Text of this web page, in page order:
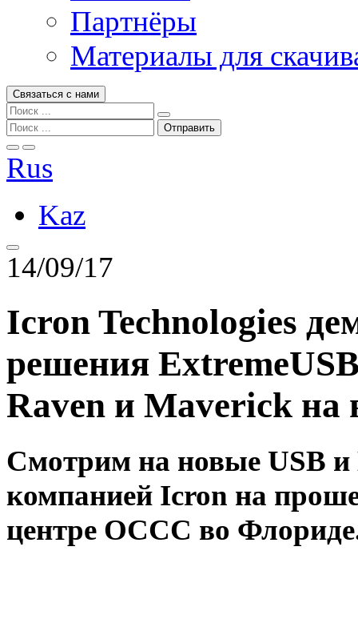
Партнёры
Материалы для
Связаться с нами
Rus
Kaz
14/09/17
Icron Technologies
решения
Raven и Maverick на
Смотрим на новые USB и
компанией Icron на
центре OCCC во